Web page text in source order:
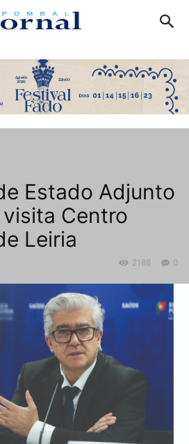
Estado Adjunto
Centro
Leiria
0
2188